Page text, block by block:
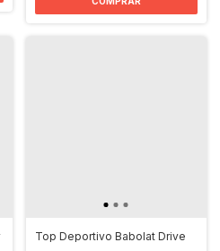
Top Deportivo Babolat Drive